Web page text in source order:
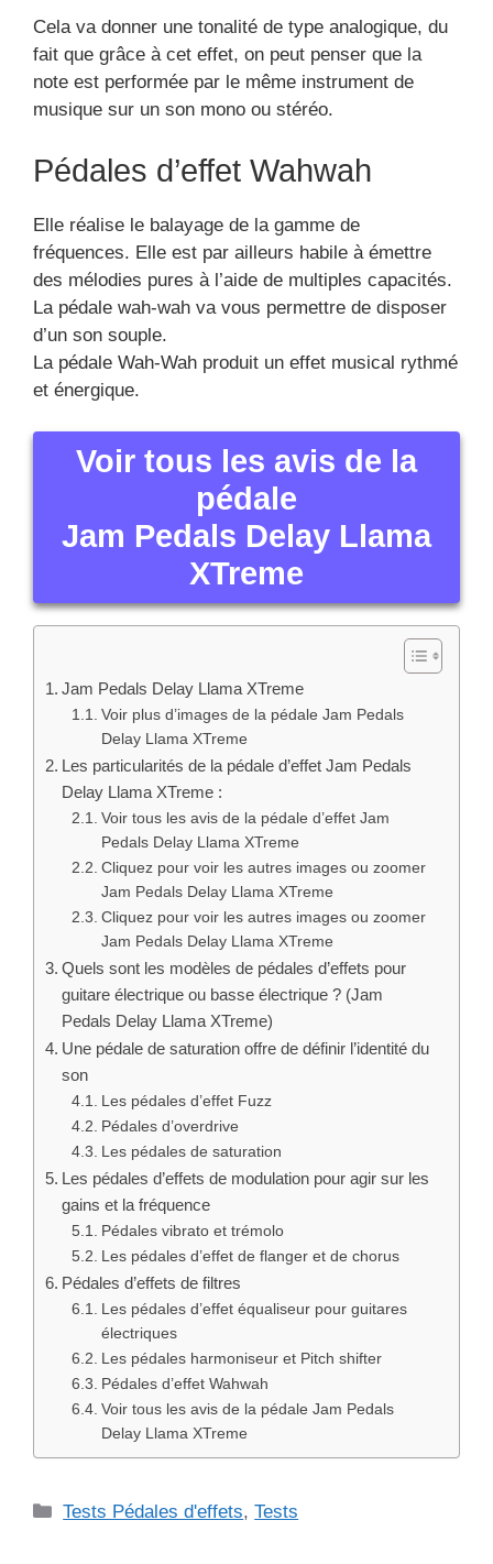
Cela va donner une tonalité de type analogique, du
fait que grâce à cet effet, on peut penser que la
note est performée par le même instrument de
musique sur un son mono ou stéréo.
Pédales d’effet Wahwah
Elle réalise le balayage de la gamme de
fréquences. Elle est par ailleurs habile à émettre
des mélodies pures à l’aide de multiples capacités.
La pédale wah-wah va vous permettre de disposer
d’un son souple.
La pédale Wah-Wah produit un effet musical rythmé
et énergique.
Voir tous les avis de la
pédale
Jam Pedals Delay Llama
XTreme
Jam Pedals Delay Llama XTreme
Voir plus d’images de la pédale Jam Pedals
Delay Llama XTreme
Les particularités de la pédale d’effet Jam Pedals
Delay Llama XTreme :
Voir tous les avis de la pédale d’effet Jam
Pedals Delay Llama XTreme
Cliquez pour voir les autres images ou zoomer
Jam Pedals Delay Llama XTreme
Cliquez pour voir les autres images ou zoomer
Jam Pedals Delay Llama XTreme
Quels sont les modèles de pédales d’effets pour
guitare électrique ou basse électrique ? (Jam
Pedals Delay Llama XTreme)
Une pédale de saturation offre de définir l’identité du
son
Les pédales d’effet Fuzz
Pédales d’overdrive
Les pédales de saturation
Les pédales d’effets de modulation pour agir sur les
gains et la fréquence
Pédales vibrato et trémolo
Les pédales d’effet de flanger et de chorus
Pédales d’effets de filtres
Les pédales d’effet équaliseur pour guitares
électriques
Les pédales harmoniseur et Pitch shifter
Pédales d’effet Wahwah
Voir tous les avis de la pédale Jam Pedals
Delay Llama XTreme
Catégories
Tests Pédales d'effets,Tests